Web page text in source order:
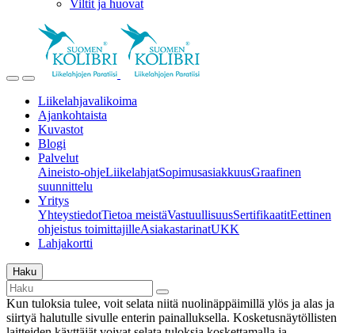
Viltit ja huovat
Liikelahjavalikoima
Ajankohtaista
Kuvastot
Blogi
Palvelut
Aineisto-ohjeLiikelahjatSopimusasiakkuusGraafinen
suunnittelu
Yritys
YhteystiedotTietoa meistäVastuullisuusSertifikaatitEettinen
ohjeistus toimittajilleAsiakastarinatUKK
Lahjakortti
Haku
Kun tuloksia tulee, voit selata niitä nuolinäppäimillä ylös ja alas ja
siirtyä halutulle sivulle enterin painalluksella. Kosketusnäytöllisten